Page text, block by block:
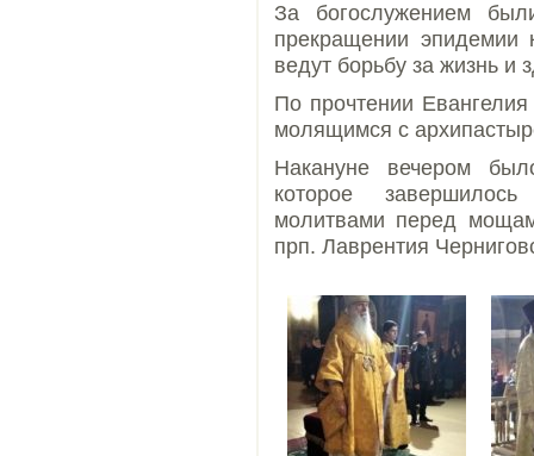
За богослужением
прекращении эпидемии
ведут борьбу за жизнь и
По прочтении
молящимся с
Накануне вечером
которое
молитвами перед
прп. Лаврентия